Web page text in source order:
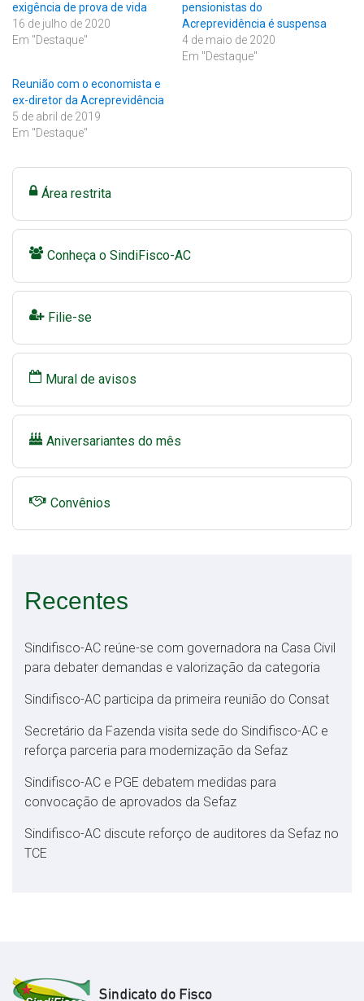
exigência de prova de vida
16 de julho de 2020
Em "Destaque"
pensionistas do
Acreprevidência é suspensa
4 de maio de 2020
Em "Destaque"
Reunião com o economista e
ex-diretor da Acreprevidência
5 de abril de 2019
Em "Destaque"
Área restrita
Conheça o SindiFisco-AC
Filie-se
Mural de avisos
Aniversariantes do mês
Convênios
Recentes
Sindifisco-AC reúne-se com governadora na Casa Civil
para debater demandas e valorização da categoria
Sindifisco-AC participa da primeira reunião do Consat
Secretário da Fazenda visita sede do Sindifisco-AC e
reforça parceria para modernização da Sefaz
Sindifisco-AC e PGE debatem medidas para
convocação de aprovados da Sefaz
Sindifisco-AC discute reforço de auditores da Sefaz no
TCE